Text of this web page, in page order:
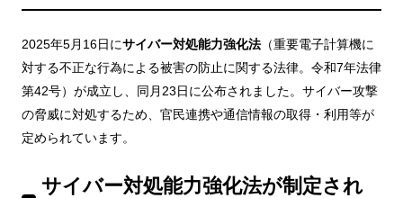
2025年5月16日にサイバー対処能力強化法 （重要電子計算機に
対する不正な行為による被害の防止に関する法律。令和7年法律
第42号）が成立し、同月23日に公布されました。サイバー攻撃
の脅威に対処するため、官民連携や通信情報の取得・利用等が
定められています。
サイバー対処能力強化法が制定され